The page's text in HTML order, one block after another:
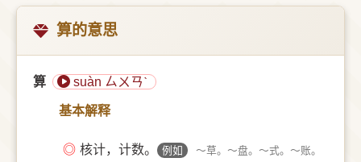
算的意思
算 suàn ㄙㄨㄢˋ
基本解释
◎ 核计，计数。 例如 ～草。～盘。～式。～账。